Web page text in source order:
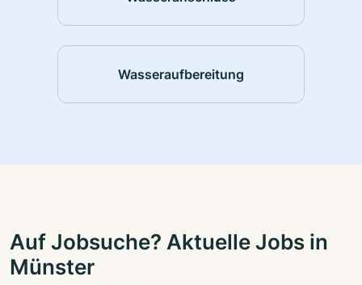
Wasseraufbereitung
Auf Jobsuche? Aktuelle Jobs in
Münster